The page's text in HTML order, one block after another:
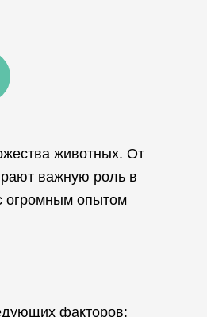
животных. От
важную роль в
огромным опытом
факторов: